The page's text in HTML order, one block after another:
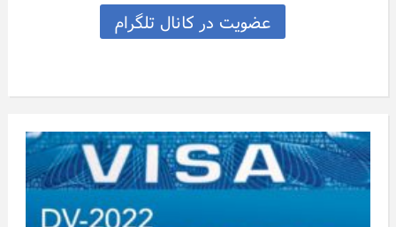
عضویت در کانال تلگرام